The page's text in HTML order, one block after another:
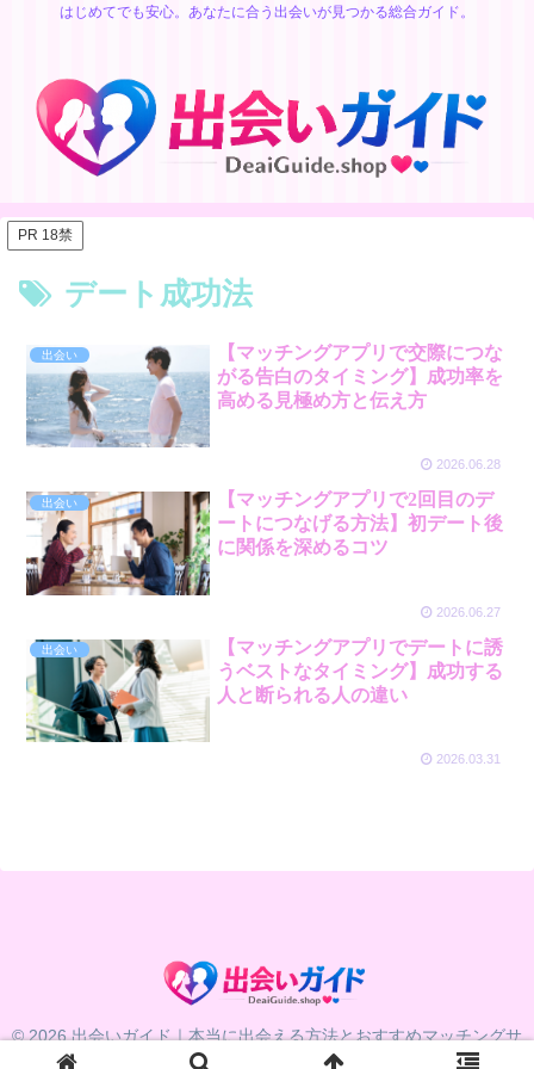
はじめてでも安心。あなたに合う出会いが見つかる総合ガイド。
PR 18禁
デート成功法
出会い
【マッチングアプリで交際につな
がる告白のタイミング】成功率を
高める見極め方と伝え方
2026.06.28
出会い
【マッチングアプリで2回目のデ
ートにつなげる方法】初デート後
に関係を深めるコツ
2026.06.27
出会い
【マッチングアプリでデートに誘
うベストなタイミング】成功する
人と断られる人の違い
2026.03.31
© 2026 出会いガイド｜本当に出会える方法とおすすめマッチングサ